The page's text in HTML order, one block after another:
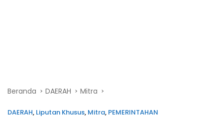
Beranda DAERAH Mitra
DAERAH, Liputan Khusus, Mitra, PEMERINTAHAN